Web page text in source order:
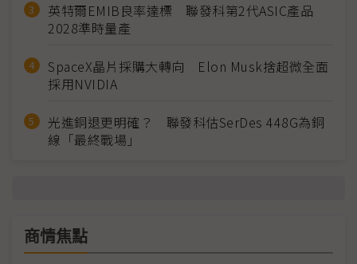
英特爾EMIB良率達標 聯發科第2代ASIC產品
2028準時量產
SpaceX晶片採購大轉向 Elon Musk捨超微全面
採用NVIDIA
光進銅退更明確？ 聯發科估SerDes 448G為銅
線「最終戰場」
商情焦點